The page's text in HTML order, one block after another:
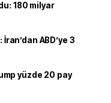
180 milyar
ABD’ye 3
yüzde 20 pay